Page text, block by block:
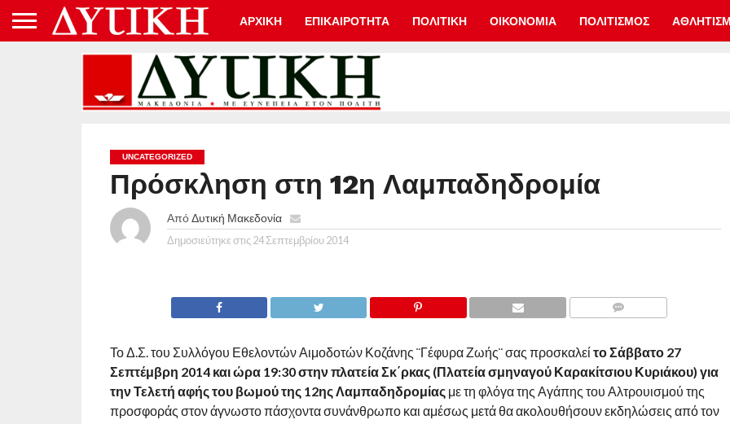
ΑΡΧΙΚΗ ΕΠΙΚΑΙΡΟΤΗΤΑ ΠΟΛΙΤΙΚΗ ΟΙΚΟΝΟΜΙΑ ΠΟΛΙΤΙΣΜΟΣ
UNCATEGORIZED
Πρόσκληση στη 12η Λαμπαδηδρομία
ΑπόΔυτική Μακεδονία
Δημοσιεύτηκε στις 24 Σεπτεμβρίου 2014
Το Δ.Σ. του Συλλόγου Εθελοντών Αιμοδοτών Κοζάνης ¨Γέφυρα Ζωής¨ σας προσκαλείτο Σάββατο 27
Σεπτέμβρη 2014 και ώρα 19:30 στην πλατεία Σκ΄ρκας (Πλατεία σμηναγού Καρακίτσιου Κυριάκου) για
την Τελετή αφής του βωμού της 12ης Λαμπαδηδρομίαςμε τη φλόγα της Αγάπης του Αλτρουισμού της
προσφοράς στον άγνωστο πάσχοντα συνάνθρωπο και αμέσως μετά θα ακολουθήσουν εκδηλώσεις από τον